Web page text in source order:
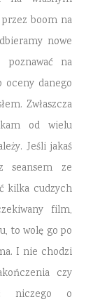
boom na
nowe
na
oceny danego
Zwłaszcza
od wielu
Jeśli jakaś
seansem ze
kilka cudzych
film,
to wolę go po
I nie chodzi
czy
niczego o